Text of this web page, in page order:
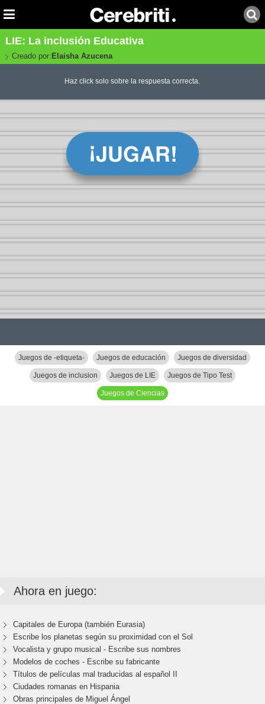
LIE: La inclusión Educativa
Creado por: Elaisha Azucena
Haz click solo sobre la respuesta correcta.
Juegos de -etiqueta- Juegos de educación Juegos de diversidad
Juegos de inclusion Juegos de LIE Juegos de Tipo Test
Juegos de Ciencias
Ahora en juego:
Capitales de Europa (también Eurasia)
Escribe los planetas según su proximidad con el Sol
Vocalista y grupo musical - Escribe sus nombres
Modelos de coches - Escribe su fabricante
Títulos de películas mal traducidas al español II
Ciudades romanas en Hispania
Obras principales de Miguel Ángel